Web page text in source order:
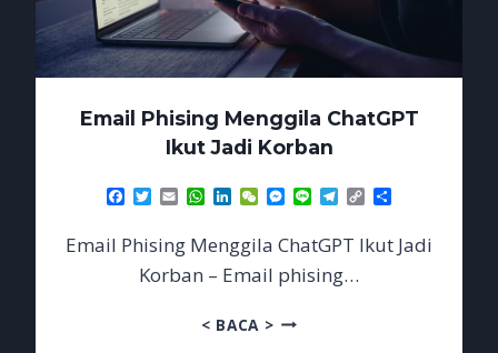
Email Phising Menggila ChatGPT
Ikut Jadi Korban
Facebook
TwitterEmailWhatsApp
LinkedIn
WeChatMessenger
Line Telegram
Copy
Email Phising Menggila ChatGPT Ikut Jadi
Korban – Email phising…
< BACA > EMAIL